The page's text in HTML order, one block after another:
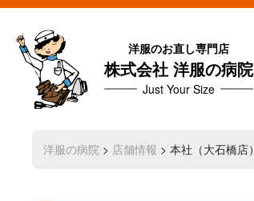
洋服のお直し専門店
株式会社 洋服の病院
Just Your Size
洋服の病院 > 店舗情報 > 本社（大石橋店）